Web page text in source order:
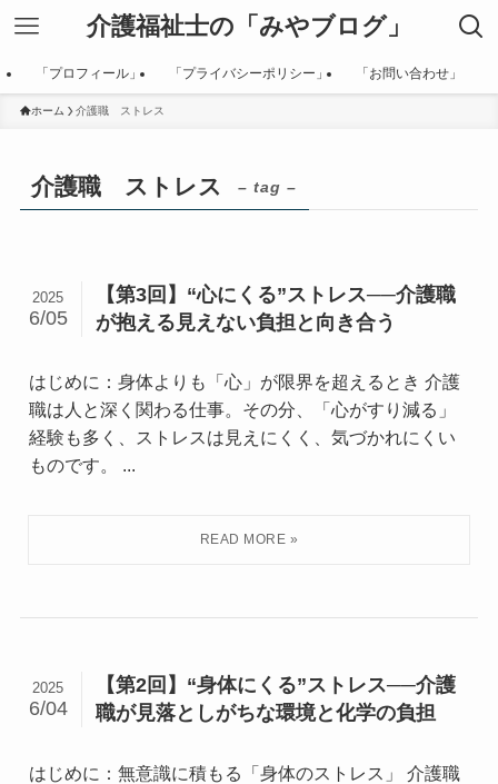
介護福祉士の「みやブログ」
「プロフィール」 「プライバシーポリシー」 「お問い合わせ」
ホーム 介護職 ストレス
介護職 ストレス – tag –
【第3回】“心にくる”ストレス──介護職
が抱える見えない負担と向き合う
2025
6/05
はじめに：身体よりも「心」が限界を超えるとき 介護
職は人と深く関わる仕事。その分、「心がすり減る」
経験も多く、ストレスは見えにくく、気づかれにくい
ものです。 ...
【第2回】“身体にくる”ストレス──介護
職が見落としがちな環境と化学の負担
2025
6/04
はじめに：無意識に積もる「身体のストレス」 介護職